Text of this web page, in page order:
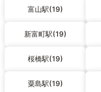
富山駅(19)
新富町駅(19)
桜橋駅(19)
粟島駅(19)